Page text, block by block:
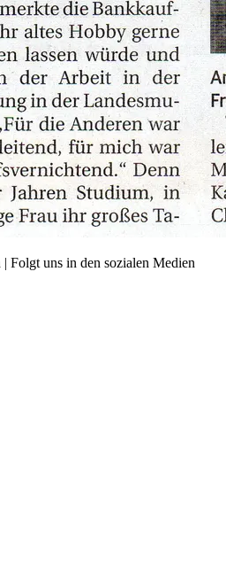
Folgt uns in den sozialen Medien